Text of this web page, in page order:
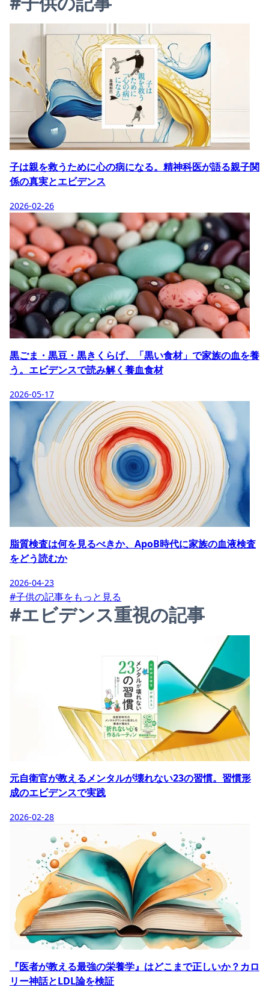
子は親を救うために心の病になる。精神科医が語る親子関
係の真実とエビデンス
2026-02-26
黒ごま・黒豆・黒きくらげ、「黒い食材」で家族の血を養
う。エビデンスで読み解く養血食材
2026-05-17
脂質検査は何を見るべきか、ApoB時代に家族の血液検査
をどう読むか
2026-04-23
#子供の記事をもっと見る
#エビデンス重視の記事
元自衛官が教えるメンタルが壊れない23の習慣。習慣形
成のエビデンスで実践
2026-02-28
『医者が教える最強の栄養学』はどこまで正しいか？カロ
リー神話とLDL論を検証